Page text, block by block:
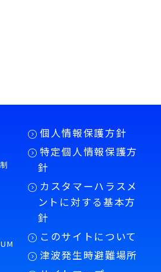
個人情報保護方針
特定個人情報保護方
針
カスタマーハラスメ
ントに対する基本方
針
このサイトについて
津波発生時避難場所